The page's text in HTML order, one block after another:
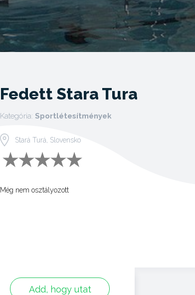
Fedett Stara Tura
Kategória: Sportlétesítmények
Stará Turá, Slovensko
Még nem osztályozott
Add, hogy utat